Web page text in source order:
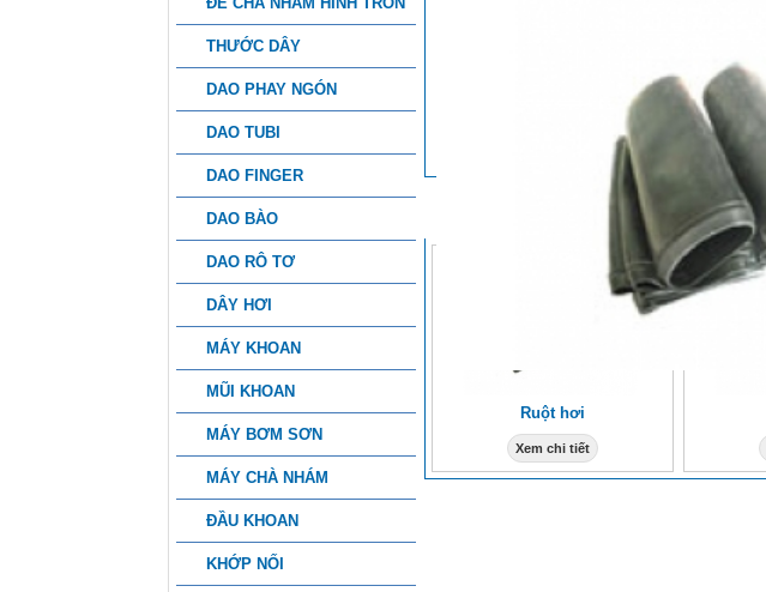
THƯỚC DÂY
DAO PHAY NGÓN
DAO TUBI
DAO FINGER
DAO BÀO
DAO RÔ TƠ
DÂY HƠI
MÁY KHOAN
MŨI KHOAN
MÁY BƠM SƠN
MÁY CHÀ NHÁM
ĐẦU KHOAN
KHỚP NỐI
THÔNG TIN CHI TIẾT
Ruột hơi
Xem chi tiết